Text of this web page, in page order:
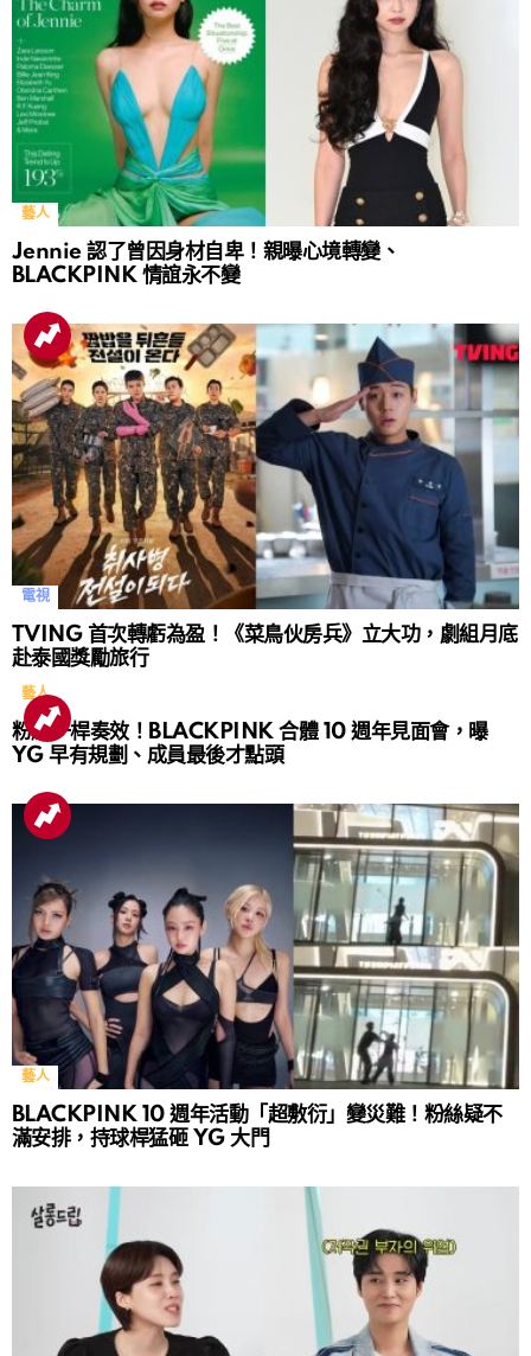
藝人
Jennie 認了曾因身材自卑！親曝心境轉變、
BLACKPINK 情誼永不變
電視
TVING 首次轉虧為盈！《菜鳥伙房兵》立大功，劇組月底
赴泰國獎勵旅行
藝人
粉絲一桿奏效！BLACKPINK 合體 10 週年見面會，曝
YG 早有規劃、成員最後才點頭
藝人
BLACKPINK 10 週年活動「超敷衍」變災難！粉絲疑不
滿安排，持球桿猛砸 YG 大門